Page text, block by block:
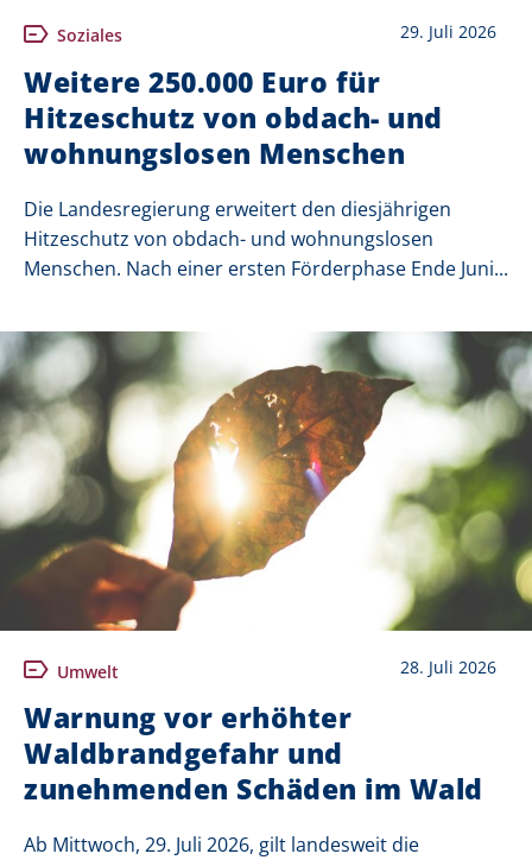
Soziales 29. Juli 2026
Weitere 250.000 Euro für
Hitzeschutz von obdach- und
wohnungslosen Menschen
Die Landesregierung erweitert den diesjährigen
Hitzeschutz von obdach- und wohnungslosen
Menschen. Nach einer ersten Förderphase Ende Juni...
Umwelt 28. Juli 2026
Warnung vor erhöhter
Waldbrandgefahr und
zunehmenden Schäden im Wald
Ab Mittwoch, 29. Juli 2026, gilt landesweit die